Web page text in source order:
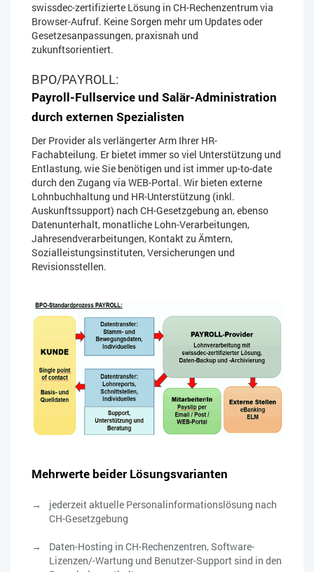
swissdec-zertifizierte Lösung in CH-Rechenzentrum via
Browser-Aufruf. Keine Sorgen mehr um Updates oder
Gesetzesanpassungen, praxisnah und
zukunftsorientiert.
BPO/PAYROLL:
Payroll-Fullservice und Salär-Administration
durch externen Spezialisten
Der Provider als verlängerter Arm Ihrer HR-
Fachabteilung. Er bietet immer so viel Unterstützung und
Entlastung, wie Sie benötigen und ist immer up-to-date
durch den Zugang via WEB-Portal. Wir bieten externe
Lohnbuchhaltung und HR-Unterstützung (inkl.
Auskunftssupport) nach CH-Gesetzgebung an, ebenso
Datenunterhalt, monatliche Lohn-Verarbeitungen,
Jahresendverarbeitungen, Kontakt zu Ämtern,
Sozialleistungsinstituten, Versicherungen und
Revisionsstellen.
Mehrwerte beider Lösungsvarianten
jederzeit aktuelle Personalinformationslösung nach
CH-Gesetzgebung
Daten-Hosting in CH-Rechenzentren, Software-
Lizenzen/-Wartung und Benutzer-Support sind in den